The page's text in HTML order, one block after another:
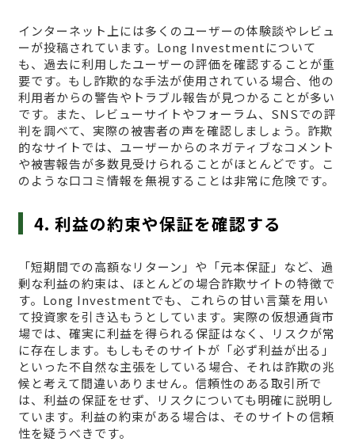
インターネット上には多くのユーザーの体験談やレビュ
ーが投稿されています。Long Investmentについて
も、過去に利用したユーザーの評価を確認することが重
要です。もし詐欺的な手法が使用されている場合、他の
利用者からの警告やトラブル報告が見つかることが多い
です。また、レビューサイトやフォーラム、SNSでの評
判を調べて、実際の被害者の声を確認しましょう。詐欺
的なサイトでは、ユーザーからのネガティブなコメント
や被害報告が多数見受けられることがほとんどです。こ
のような口コミ情報を無視することは非常に危険です。
4. 利益の約束や保証を確認する
「短期間での高額なリターン」や「元本保証」など、過
剰な利益の約束は、ほとんどの場合詐欺サイトの特徴で
す。Long Investmentでも、これらの甘い言葉を用い
て投資家を引き込もうとしています。実際の仮想通貨市
場では、確実に利益を得られる保証はなく、リスクが常
に存在します。もしもそのサイトが「必ず利益が出る」
といった不自然な主張をしている場合、それは詐欺の兆
候と考えて間違いありません。信頼性のある取引所で
は、利益の保証をせず、リスクについても明確に説明し
ています。利益の約束がある場合は、そのサイトの信頼
性を疑うべきです。